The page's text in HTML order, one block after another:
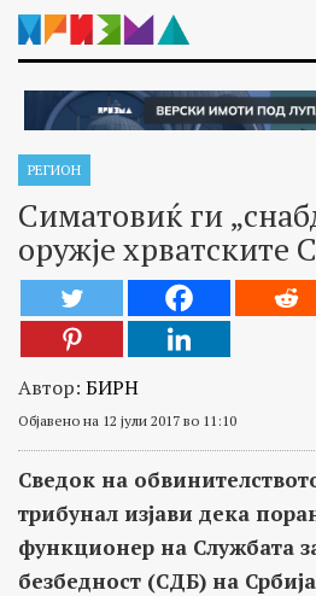
РЕГИОН
Симатовиќ ги
оружје хрватските
Автор: БИРН
Објавено на 12 јули 2017 во 11:10
Сведок на
трибунал изјави дека
функционер на Службата
безбедност (СДБ) на